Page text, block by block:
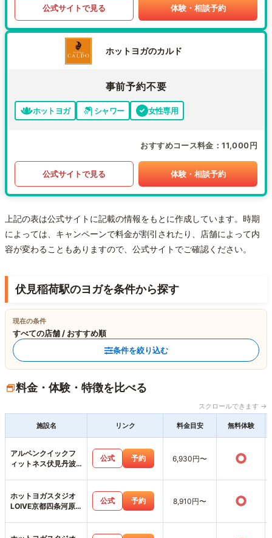
公式サイトで見る 体験・相談予約
ホットヨガのカルド
事前予約不要
ホットヨガ シャワー 女性専用
おすすめコース料金 11,000円
公式サイトで見る 体験・相談予約
上記の表は公式サイトに記載の情報をもとに作成しています。時期
によっては、キャンペーンで料金が割引されたり、店舗によって内
容が変わることもありますので、公式サイトでご確認ください。
伏見稲荷駅のヨガを条件から探す
現在の条件
すべての店舗 / おすすめ順
条件を絞り込む
料金・体験・特徴を比べる
スクロールできます →
施設名 リンク 料金目安 無料体験
アルペンクイックフ
ィットネス伏見丹波
公式 予約 6,930円〜 ○
ホットヨガスタジオ
LOIVE京都四条河原
公式 予約 8,910円〜 ○